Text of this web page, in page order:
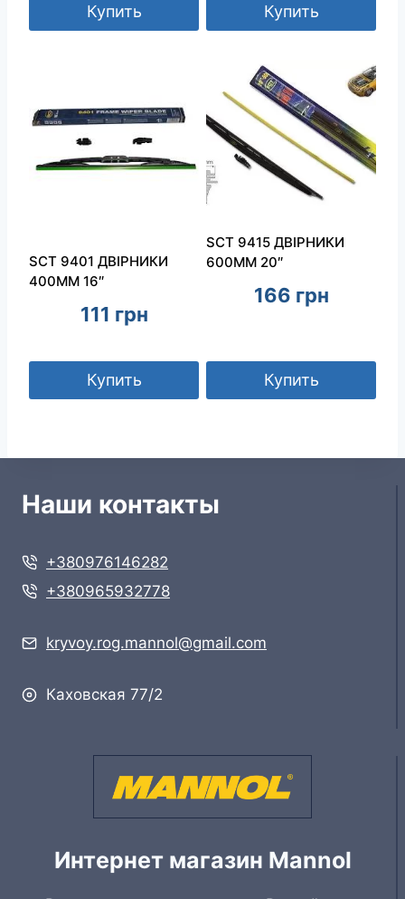
Купить Купить
SCT 9401 ДВІРНИКИ
400ММ 16″
111 грн
Купить
SCT 9415 ДВІРНИКИ
600ММ 20″
166 грн
Купить
Наши контакты
+380976146282
+380965932778
kryvoy.rog.mannol@gmail.com
Каховская 77/2
Интернет магазин Mannol